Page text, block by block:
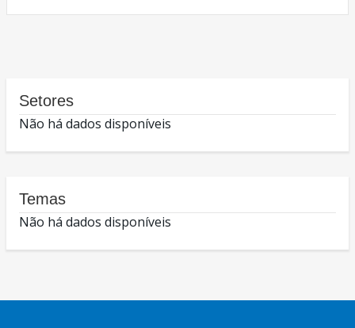
Setores
Não há dados disponíveis
Temas
Não há dados disponíveis